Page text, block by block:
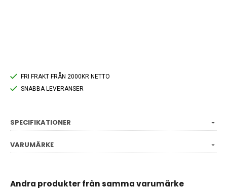
FRI FRAKT FRÅN 2000KR NETTO
SNABBA LEVERANSER
SPECIFIKATIONER
VARUMÄRKE
Andra produkter från samma varumärke